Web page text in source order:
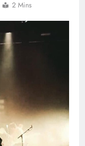
2 Mins